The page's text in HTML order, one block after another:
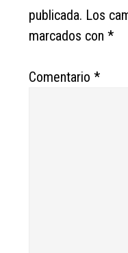
publicada. Los
marcados con*
Comentario*